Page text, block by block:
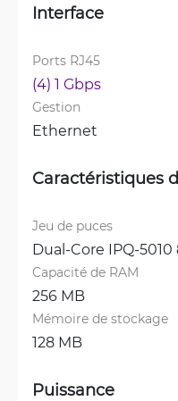
Interface
Ports RJ45
(4) 1 Gbps
Gestion
Ethernet
Caractéristiques
Jeu de puces
Dual-Core IPQ-
Capacité de RAM
256 MB
Mémoire de stockage
128 MB
Puissance